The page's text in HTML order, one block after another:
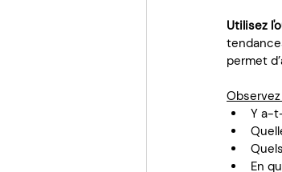
Utilisez
permet
Y a-
En